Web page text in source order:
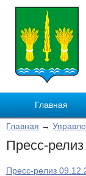
Главная
Главная →
Пресс-
Пресс-релиз